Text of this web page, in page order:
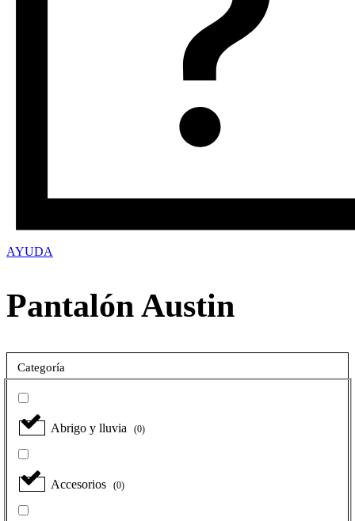
AYUDA
Pantalón Austin
Categoría
Abrigo y lluvia (0)
Accesorios (0)